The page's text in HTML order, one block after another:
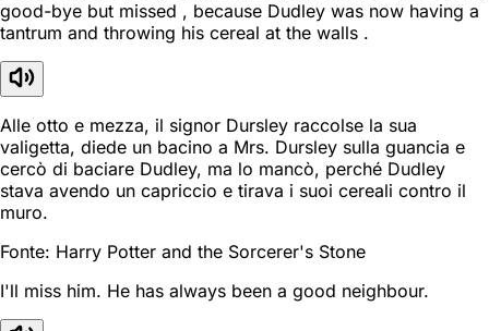
good-bye but missed , because Dudley was now having a
tantrum and throwing his cereal at the walls .
Alle otto e mezza, il signor Dursley raccolse la sua
valigetta, diede un bacino a Mrs. Dursley sulla guancia e
cercò di baciare Dudley, ma lo mancò, perché Dudley
stava avendo un capriccio e tirava i suoi cereali contro il
muro.
Fonte: Harry Potter and the Sorcerer's Stone
I'll miss him. He has always been a good neighbour.